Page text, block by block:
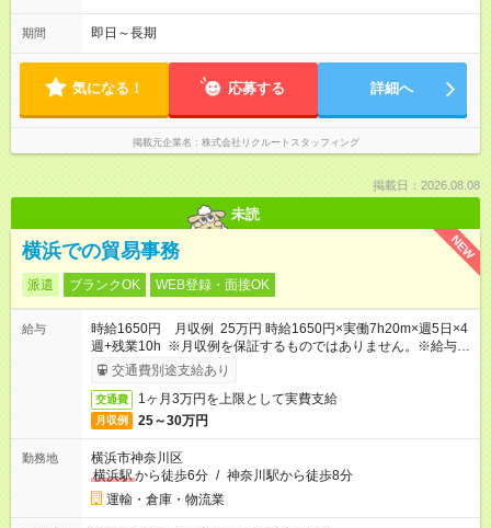
期間 即日～長期
気になる！ 応募する 詳細へ
掲載元企業名 株式会社リクルートスタッフィング
掲載日：2026.08.08
未読
NEW
横浜での貿易事務
派遣 ブランクOK WEB登録・面接OK
給与
時給1650円 月収例 25万円 時給1650円×実働7h20m×週5日×4
週+残業10h ※月収例を保証するものではありません。※給与即
受取りサービス利用可（利用条件有）
交通費別途支給あり
交通費 1ヶ月3万円を上限として実費支給
月収例 25～30万円
勤務地
横浜市神奈川区
横浜駅から徒歩6分 / 神奈川駅から徒歩8分
運輸・倉庫・物流業